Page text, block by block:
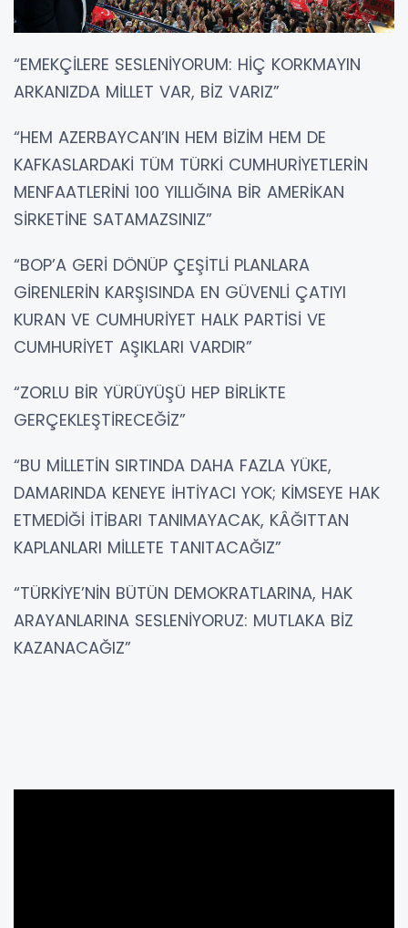
“EMEKÇİLERE SESLENİYORUM: HİÇ KORKMAYIN
ARKANIZDA MİLLET VAR, BİZ VARIZ”
“HEM AZERBAYCAN’IN HEM BİZİM HEM DE
KAFKASLARDAKİ TÜM TÜRKİ CUMHURİYETLERİN
MENFAATLERİNİ 100 YILLIĞINA BİR AMERİKAN
SİRKETİNE SATAMAZSINIZ”
“BOP’A GERİ DÖNÜP ÇEŞİTLİ PLANLARA
GİRENLERİN KARŞISINDA EN GÜVENLİ ÇATIYI
KURAN VE CUMHURİYET HALK PARTİSİ VE
CUMHURİYET AŞIKLARI VARDIR”
“ZORLU BİR YÜRÜYÜŞÜ HEP BİRLİKTE
GERÇEKLEŞTİRECEĞİZ”
“BU MİLLETİN SIRTINDA DAHA FAZLA YÜKE,
DAMARINDA KENEYE İHTİYACI YOK; KİMSEYE HAK
ETMEDİĞİ İTİBARI TANIMAYACAK, KÂĞITTAN
KAPLANLARI MİLLETE TANITACAĞIZ”
“TÜRKİYE’NİN BÜTÜN DEMOKRATLARINA, HAK
ARAYANLARINA SESLENİYORUZ: MUTLAKA BİZ
KAZANACAĞIZ”